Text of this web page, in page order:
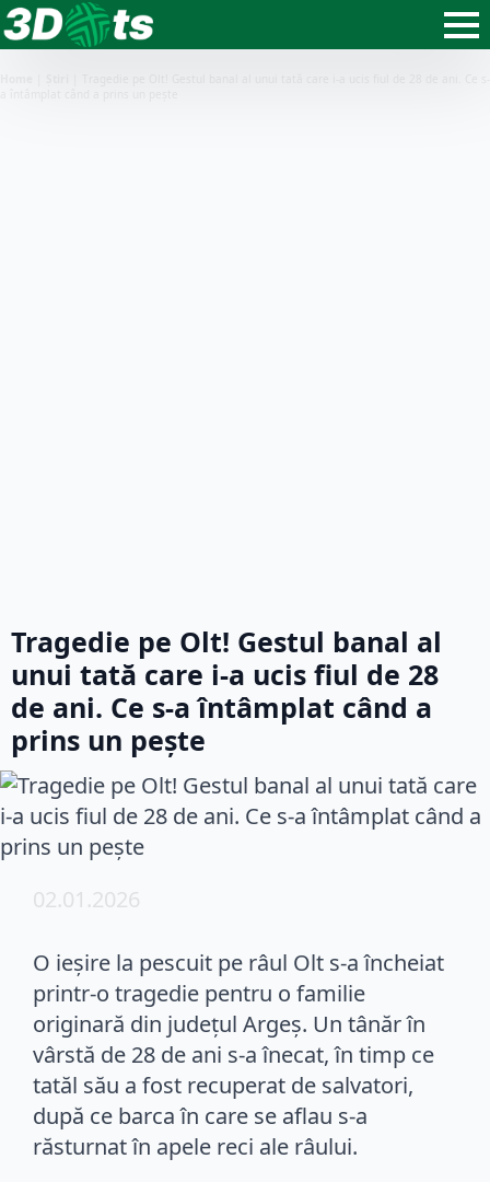
Tragedie pe Olt! Gestul banal al
unui tată care i-a ucis fiul de 28
de ani. Ce s-a întâmplat când a
prins un pește
02.01.2026
O ieșire la pescuit pe râul Olt s-a încheiat
printr-o tragedie pentru o familie
originară din județul Argeș. Un tânăr în
vârstă de 28 de ani s-a înecat, în timp ce
tatăl său a fost recuperat de salvatori,
după ce barca în care se aflau s-a
răsturnat în apele reci ale râului.